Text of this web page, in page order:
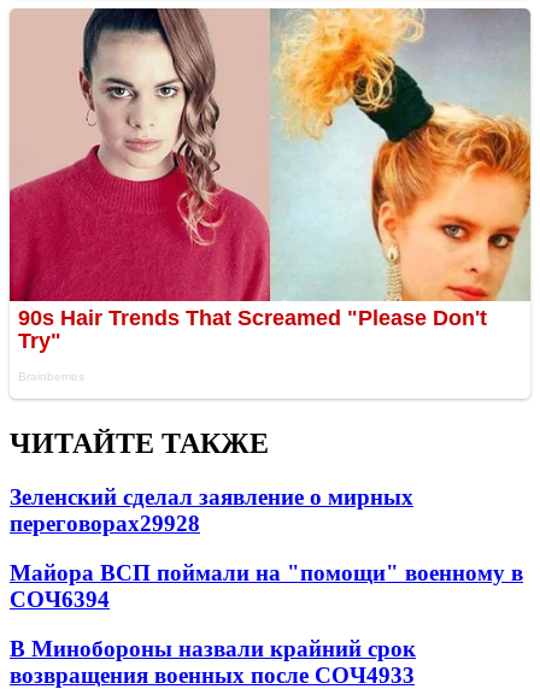
ЧИТАЙТЕ ТАКЖЕ
Зеленский сделал заявление о мирных
переговорах29928
Майора ВСП поймали на "помощи" военному в
СОЧ6394
В Минобороны назвали крайний срок
возвращения военных после СОЧ4933